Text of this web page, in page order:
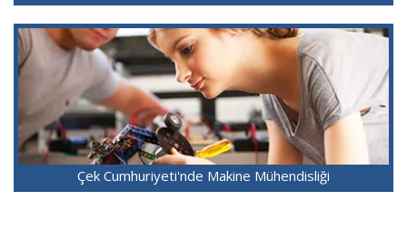
Çek Cumhuriyeti'nde Makine Mühendisliği